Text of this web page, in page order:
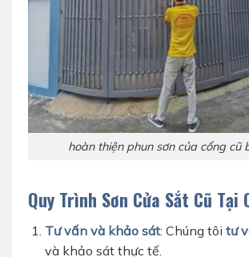
hoàn thiện phun sơn của cổng cũ
Quy Trình Sơn Cửa Sắt Cũ Tại
Tư vấn và khảo sát: Chúng tôi tư
và khảo sát thực tế.